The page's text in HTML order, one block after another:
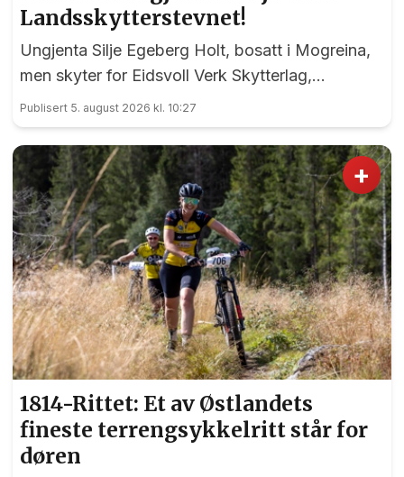
Landsskytterstevnet!
Ungjenta Silje Egeberg Holt, bosatt i Mogreina,
men skyter for Eidsvoll Verk Skytterlag,
imponerte alle under onsdagens banefinale i
rekruttklassen under Landsskytterstevnet på
Lesja.
Publisert 5. august 2026 kl. 10:27
+
1814-Rittet: Et av Østlandets
fineste terrengsykkelritt står for
døren